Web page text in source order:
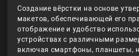
Создание вёрстки на основе
макетов, обеспечивающей его
отображение и удобство
устройствах с различными
включая смартфоны, планшеты,